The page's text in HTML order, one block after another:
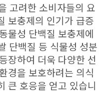
고려한 소비자들의 요
보충제의 인기가 급증
물성 단백질 보충제에
단백질 등 식물성 성분
장하여 더욱 다양한 선
경을 보호하려는 의식
큰 호응을 얻고 있습니